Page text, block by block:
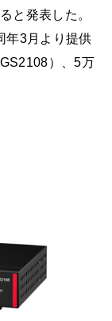
と発表した。
年3月より提供
）、5万